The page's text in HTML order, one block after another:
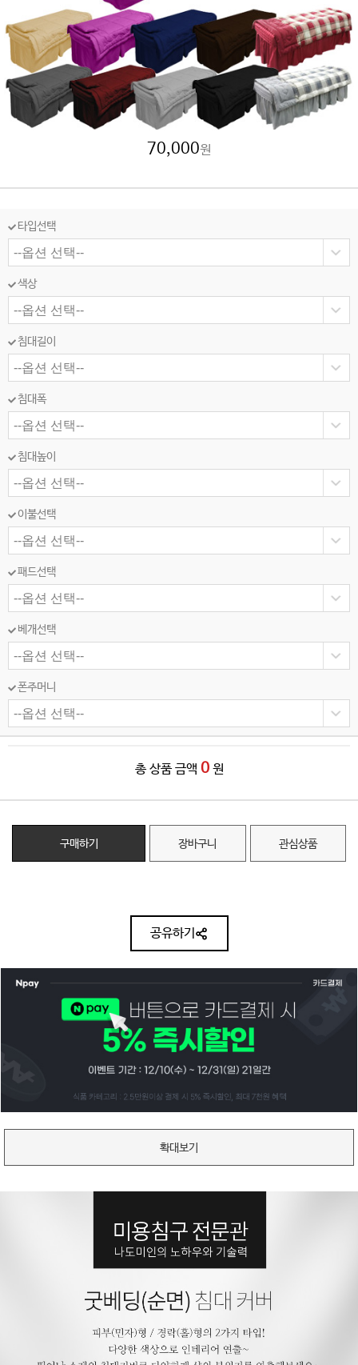
70,000원
타입선택
색상
침대길이
침대폭
침대높이
이불선택
패드선택
베개선택
폰주머니
총 상품 금액 0 원
구매하기 장바구니 관심상품
공유하기
확대보기